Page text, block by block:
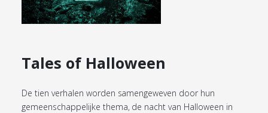
Tales of Halloween
De tien verhalen worden samengeweven door hun
gemeenschappelijke thema, de nacht van Halloween in